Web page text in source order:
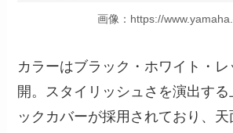
画像：https://
カラーはブラック・ホワイト・
開。スタイリッシュさを演出する
ックカバーが採用されており、